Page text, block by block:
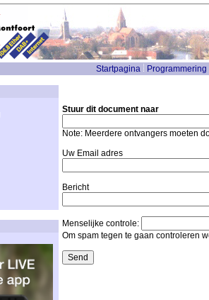
Startpagina Programmering
Stuur dit document naar
Note: Meerdere ontvangers moeten
Uw Email adres
Bericht
Menselijke controle:
Om spam tegen te gaan controleren